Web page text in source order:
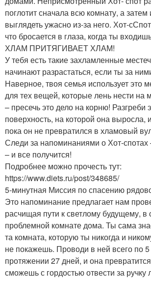
поглотит сначала всю комнату, а затем
выглядеть ужасно из-за него. Хот-
что бросается в глаза, когда ты
ХЛАМ ПРИТЯГИВАЕТ ХЛАМ!
У тебя есть такие захламленные
начинают разрастаться, если ты за
Наверное, твоя семья использует это
для тех вещей, которые лень нести на
– пресечь это дело на корню! Разгреби
поверхность, на которой она выросла,
пока он не превратился в хламовый
Следи за напоминаниями о Хот-
– и все получится!
Подробнее можно прочесть тут:
https://www.diets.ru/post/348685/
5-минутная Миссия по спасению
Это напоминание предлагает нам
расчищая пути к светлому будущему, в
проблемной комнате дома. Ты сама
та комната, которую ты никогда и
не покажешь. Проводи в ней всего по
протяжении 27 дней, и она
сможешь с гордостью отвести за ручку